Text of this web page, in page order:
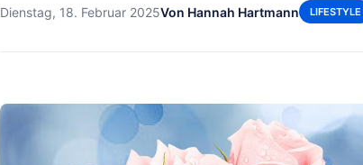
Dienstag, 18. Februar 2025Von Hannah Hartmann LIFESTYLE